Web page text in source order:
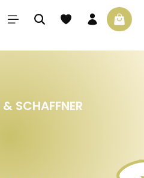
Du hast 0 Produkte
SCHAFFNER